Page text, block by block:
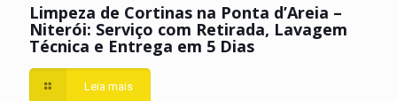
Limpeza de Cortinas na Ponta d’Areia –
Niterói: Serviço com Retirada, Lavagem
Técnica e Entrega em 5 Dias
Leia mais